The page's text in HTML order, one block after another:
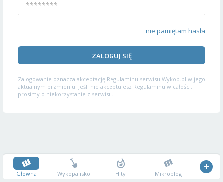
nie pamiętam hasła
ZALOGUJ SIĘ
Zalogowanie oznacza akceptację Regulaminu serwisu Wykop.pl w jego
aktualnym brzmieniu. Jeśli nie akceptujesz Regulaminu w całości,
prosimy o niekorzystanie z serwisu.
Główna Wykopalisko Hity Mikroblog